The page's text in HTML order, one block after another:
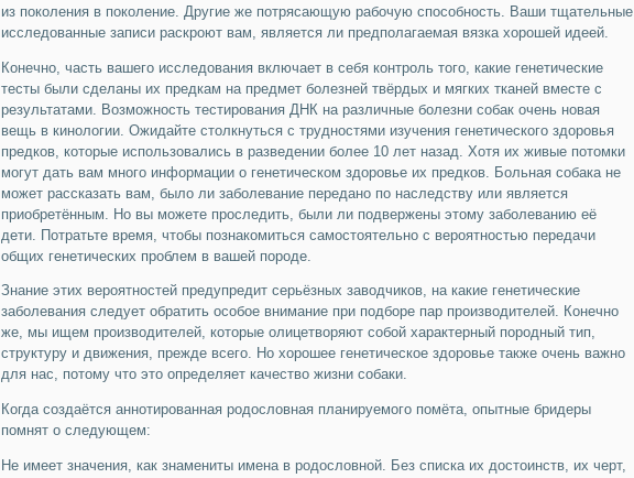
из поколения в поколение. Другие же потрясающую рабочую способность. Ваши тщательные
исследованные записи раскроют вам, является ли предполагаемая вязка хорошей идеей.
Конечно, часть вашего исследования включает в себя контроль того, какие генетические
тесты были сделаны их предкам на предмет болезней твёрдых и мягких тканей вместе с
результатами. Возможность тестирования ДНК на различные болезни собак очень новая
вещь в кинологии. Ожидайте столкнуться с трудностями изучения генетического здоровья
предков, которые использовались в разведении более 10 лет назад. Хотя их живые потомки
могут дать вам много информации о генетическом здоровье их предков. Больная собака не
может рассказать вам, было ли заболевание передано по наследству или является
приобретённым. Но вы можете проследить, были ли подвержены этому заболеванию её
дети. Потратьте время, чтобы познакомиться самостоятельно с вероятностью передачи
общих генетических проблем в вашей породе.
Знание этих вероятностей предупредит серьёзных заводчиков, на какие генетические
заболевания следует обратить особое внимание при подборе пар производителей. Конечно
же, мы ищем производителей, которые олицетворяют собой характерный породный тип,
структуру и движения, прежде всего. Но хорошее генетическое здоровье также очень важно
для нас, потому что это определяет качество жизни собаки.
Когда создаётся аннотированная родословная планируемого помёта, опытные бридеры
помнят о следующем:
Не имеет значения, как знамениты имена в родословной. Без списка их достоинств, их черт,